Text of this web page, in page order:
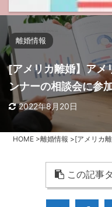
離婚情報
[アメリカ離婚】アメ
ンナーの相談会に参
2022年8月20日
HOME >離婚情報 >[アメリカ
この記事